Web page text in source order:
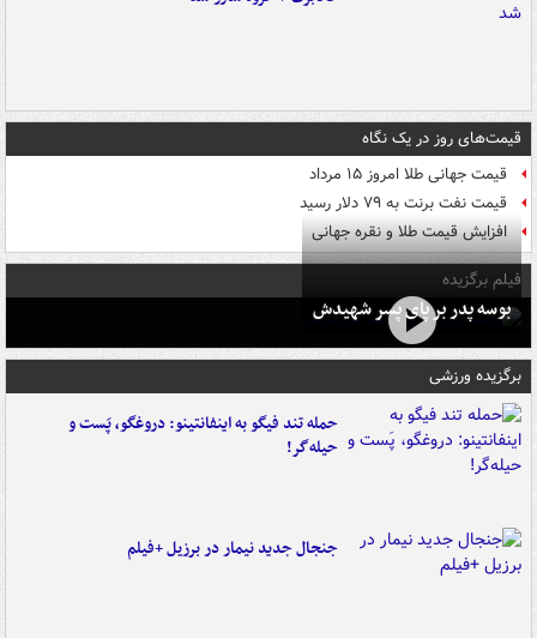
قیمت‌های روز در یک نگاه
قیمت جهانی طلا امروز ۱۵ مرداد
قیمت نفت برنت به ۷۹ دلار رسید
افزایش قیمت طلا و نقره جهانی
فیلم برگزیده
بوسه‌ پدر بر پای پسر شهیدش
برگزیده ورزشی
حمله تند فیگو به اینفانتینو: دروغگو، پَست‌ و
حیله‌گر!
جنجال جدید نیمار در برزیل +فیلم